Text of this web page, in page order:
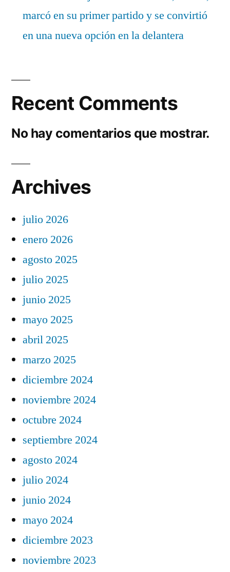
marcó en su primer partido y se convirtió
en una nueva opción en la delantera
Recent Comments
No hay comentarios que mostrar.
Archives
julio 2026
enero 2026
agosto 2025
julio 2025
junio 2025
mayo 2025
abril 2025
marzo 2025
diciembre 2024
noviembre 2024
octubre 2024
septiembre 2024
agosto 2024
julio 2024
junio 2024
mayo 2024
diciembre 2023
noviembre 2023